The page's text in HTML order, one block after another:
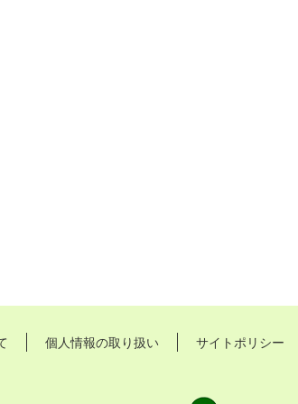
個人情報の取り扱い サイトポリシー